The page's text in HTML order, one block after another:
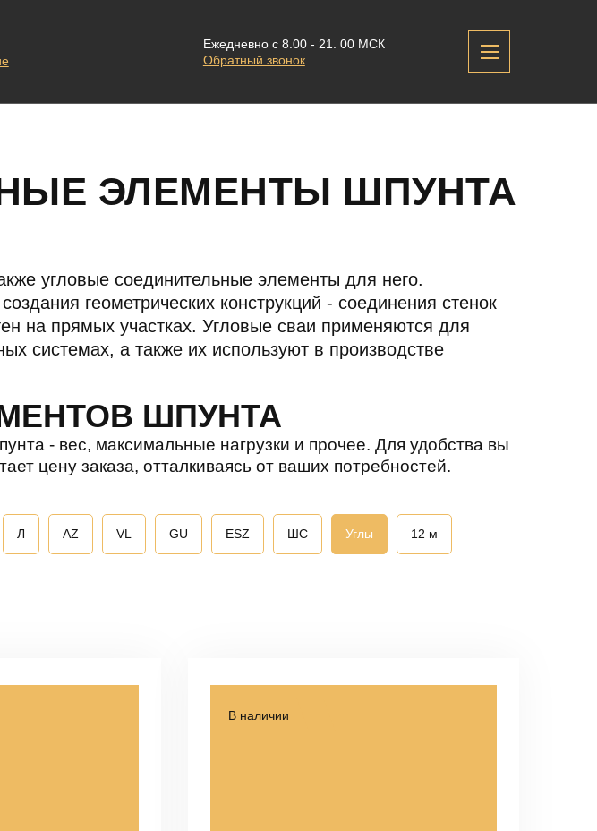
Ежедневно с 8.00 - 21. 00 МСК
Обратный звонок
ЭЛЕМЕНТЫ ШПУНТА
угловые соединительные элементы для него.
геометрических конструкций - соединения стенок
на прямых участках. Угловые сваи применяются для
системах, а также их используют в производстве
ШПУНТА
- вес, максимальные нагрузки и прочее. Для удобства вы
цену заказа, отталкиваясь от ваших потребностей.
Л AZ VL GU ESZ ШС Углы 12 м
В наличии